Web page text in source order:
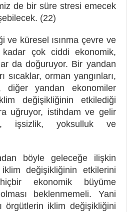
de bir süre stresi emecek
(22)
ve küresel ısınma çevre ve
çok ciddi ekonomik,
da doğuruyor. Bir yandan
sıcaklar, orman yangınları,
diğer yandan ekonomiler
değişikliğinin etkilediği
uğruyor, istihdam ve gelir
işsizlik, yoksulluk ve
böyle geleceğe ilişkin
değişikliğinin etkilerini
ekonomik büyüme
beklenmemeli. Yani
örgütlerin iklim değişikliğini